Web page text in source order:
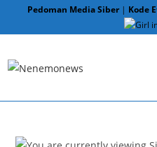
Pedoman Media Siber| Kode